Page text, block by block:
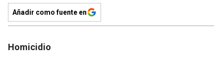
Añadir como fuente en
Homicidio